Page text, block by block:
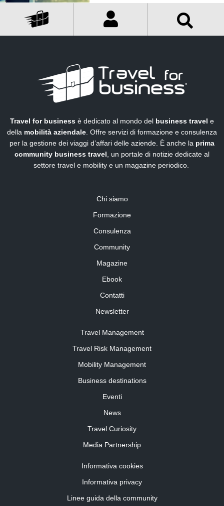
Travel for business è dedicato al mondo del business travel e
della mobilità aziendale. Offre servizi di formazione e consulenza
per la gestione dei viaggi d’affari delle aziende. È anche la prima
community business travel, un portale di notizie dedicate al
settore travel e mobility e un magazine periodico.
Chi siamo
Formazione
Consulenza
Community
Magazine
Ebook
Contatti
Newsletter
Travel Management
Travel Risk Management
Mobility Management
Business destinations
Eventi
News
Travel Curiosity
Media Partnership
Informativa cookies
Informativa privacy
Linee guida della community